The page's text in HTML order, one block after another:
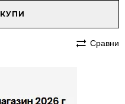
КУПИ
Сравни